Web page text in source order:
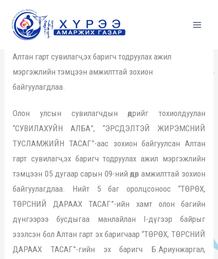
content
Алтан гарт сувилагч,эх баригч тодруулах ажил
мэргэжлийн тэмцээн амжилттай зохион
байгуулагдлаа.
Олон улсын сувилагчдын өдрийг тохиолдуулан
“СУВИЛАХУЙН АЛБА”, “ЭРСДЭЛТЭЙ ЖИРЭМСНИЙ
ТУСЛАМЖИЙН ТАСАГ”-аас зохион байгуулсан Алтан
гарт сувилагч,эх баригч тодруулах ажил мэргэжлийн
тэмцээн 05 дугаар сарын 09-ний өдөр амжилттай зохион
байгуулагдлаа. Нийт 5 баг оролцсоноос “ТӨРӨХ,
ТӨРСНИЙ ДАРААХ ТАСАГ”-ийн хамт олон багийн
дүнгээрээ бусдыгаа манлайлан I-дүгээр байрыг
эзэлсэн бол Алтан гарт эх баригчаар “ТӨРӨХ, ТӨРСНИЙ
ДАРААХ ТАСАГ”-гийн эх баригч Б.Ариунжаргал,